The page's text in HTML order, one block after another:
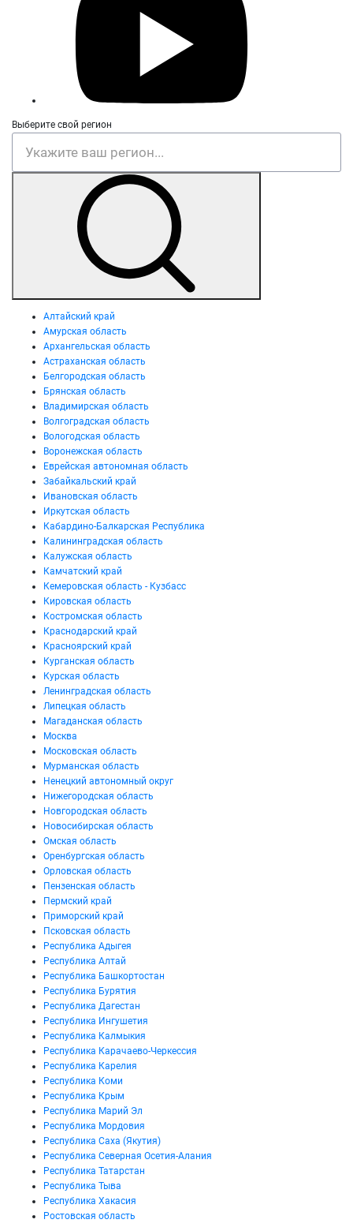
Выберите свой регион
Алтайский край
Амурская область
Архангельская область
Астраханская область
Белгородская область
Брянская область
Владимирская область
Волгоградская область
Вологодская область
Воронежская область
Еврейская автономная область
Забайкальский край
Ивановская область
Иркутская область
Кабардино-Балкарская Республика
Калининградская область
Калужская область
Камчатский край
Кемеровская область - Кузбасс
Кировская область
Костромская область
Краснодарский край
Красноярский край
Курганская область
Курская область
Ленинградская область
Липецкая область
Магаданская область
Москва
Московская область
Мурманская область
Ненецкий автономный округ
Нижегородская область
Новгородская область
Новосибирская область
Омская область
Оренбургская область
Орловская область
Пензенская область
Пермский край
Приморский край
Псковская область
Республика Адыгея
Республика Алтай
Республика Башкортостан
Республика Бурятия
Республика Дагестан
Республика Ингушетия
Республика Калмыкия
Республика Карачаево-Черкессия
Республика Карелия
Республика Коми
Республика Крым
Республика Марий Эл
Республика Мордовия
Республика Саха (Якутия)
Республика Северная Осетия-Алания
Республика Татарстан
Республика Тыва
Республика Хакасия
Ростовская область